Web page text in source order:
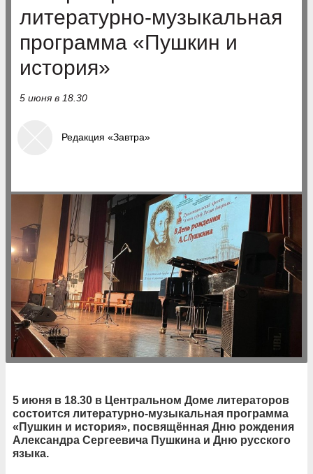
литературно-музыкальная
программа «Пушкин и
история»
5 июня в 18.30
Редакция «Завтра»
5 июня в 18.30 в Центральном Доме литераторов
состоится литературно-музыкальная программа
«Пушкин и история», посвящённая Дню рождения
Александра Сергеевича Пушкина и Дню русского
языка.